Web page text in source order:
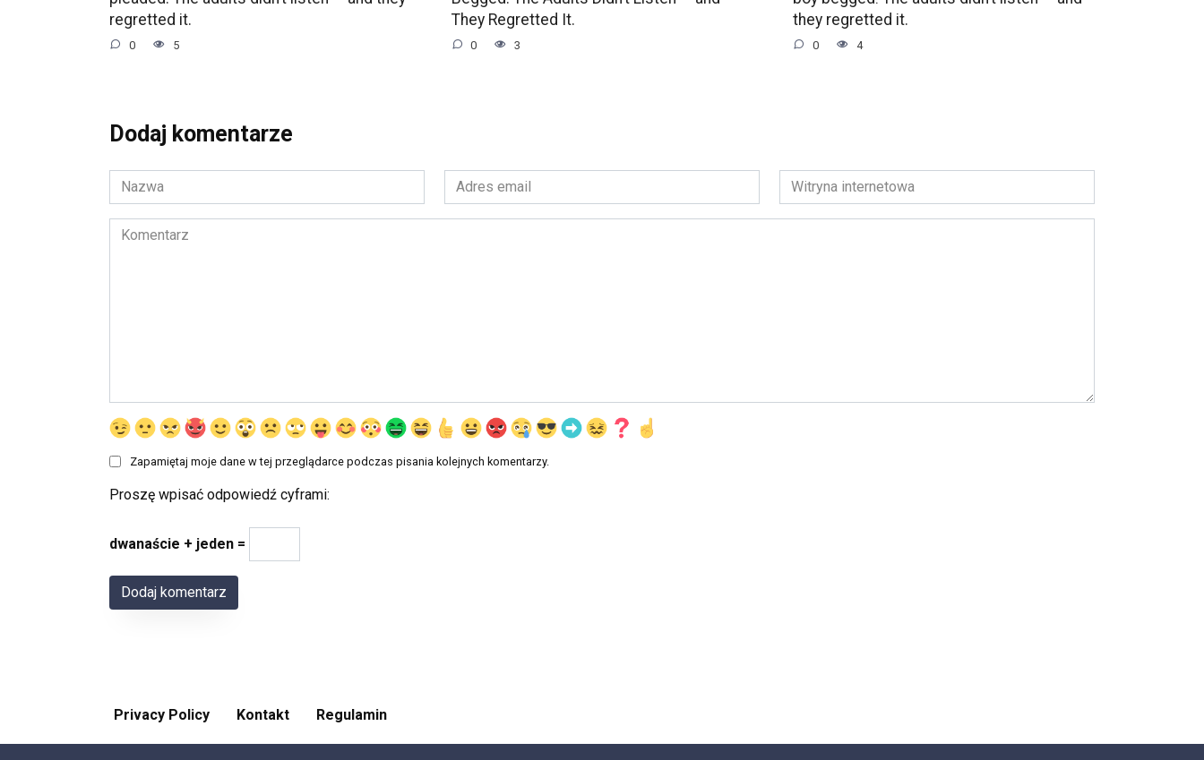
regretted it.
0 5
They Regretted It.
0 3
they regretted it.
0 4
Dodaj komentarze
Nazwa
*
Adres
email
*
Witryna
internetowa
Komentarz
Zapamiętaj moje dane w tej przeglądarce podczas pisania kolejnych komentarzy.
Proszę wpisać odpowiedź cyframi:
dwanaście + jeden =
Privacy Policy Kontakt Regulamin